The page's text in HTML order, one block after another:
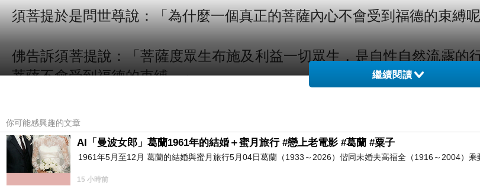
須菩提於是問世尊說：「為什麼一個真正的菩薩內心不會受到福德的束縛
佛告訴須菩提說：「菩薩度眾生布施及利益一切眾生，是自性自然流露
菩薩不會受到福德的束縛。」
======================
█第二十九品: 威儀寂靜分第二十九
★經文:
繼續閱讀
你可能感興趣的文章
AI「曼波女郎」葛蘭1961年的結婚＋蜜月旅行 #戀上老電影 #葛蘭 #粟子
1961年5月至12月 葛蘭的結婚與蜜月旅行5月04日葛蘭（1933～2026）偕同未婚夫高福全（1916～2004）
15 小時前